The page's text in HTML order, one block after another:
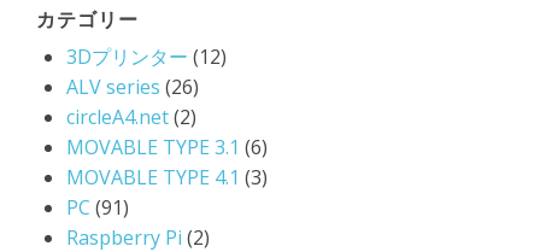
カテゴリー
3Dプリンター (12)
ALV series (26)
circleA4.net(2)
MOVABLE TYPE 3.1 (6)
MOVABLE TYPE 4.1 (3)
PC (91)
Raspberry Pi (2)